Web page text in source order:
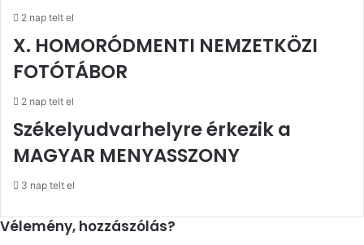
2 nap telt el
X. HOMORÓDMENTI NEMZETKÖZI
FOTÓTÁBOR
2 nap telt el
Székelyudvarhelyre érkezik a
MAGYAR MENYASSZONY
3 nap telt el
Vélemény, hozzászólás?